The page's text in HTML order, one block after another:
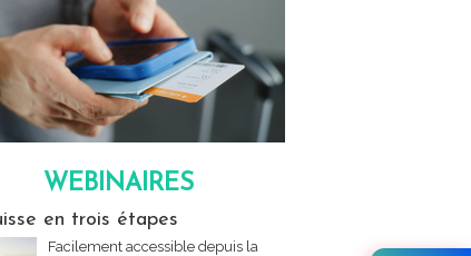
WEBINAIRES
en trois étapes
Facilement accessible depuis la